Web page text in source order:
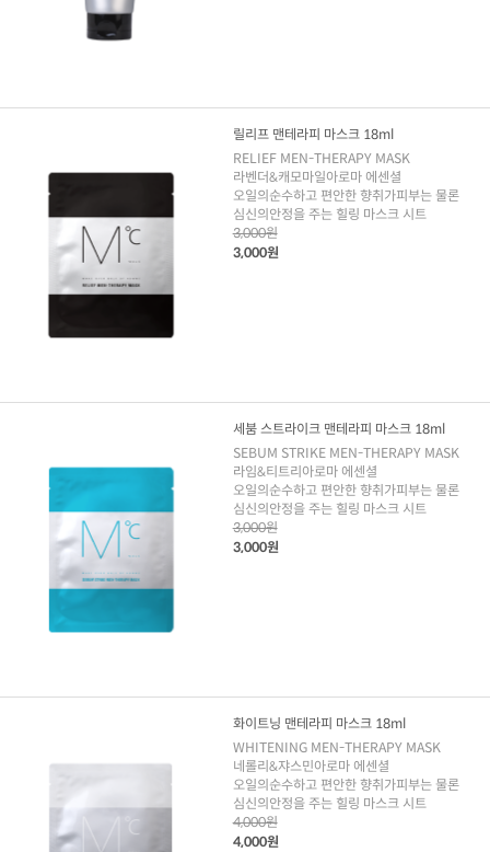
릴리프 맨테라피 마스크 18ml
RELIEF MEN-THERAPY MASK
라벤더&캐모마일아로마 에센셜
오일의순수하고 편안한 향취가피부는 물론
심신의안정을 주는 힐링 마스크 시트
3,000원
3,000원
세붐 스트라이크 맨테라피 마스크 18ml
SEBUM STRIKE MEN-THERAPY MASK
라임&티트리아로마 에센셜
오일의순수하고 편안한 향취가피부는 물론
심신의안정을 주는 힐링 마스크 시트
3,000원
3,000원
화이트닝 맨테라피 마스크 18ml
WHITENING MEN-THERAPY MASK
네롤리&쟈스민아로마 에센셜
오일의순수하고 편안한 향취가피부는 물론
심신의안정을 주는 힐링 마스크 시트
4,000원
4,000원